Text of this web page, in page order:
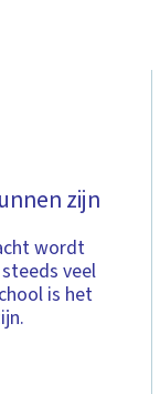
zijn
wordt
veel
is het